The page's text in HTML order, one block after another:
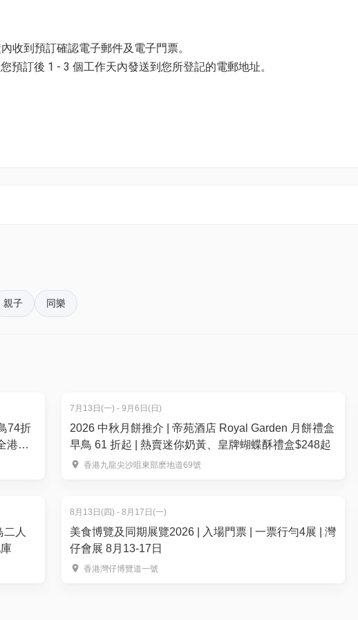
月20 - 21日除外)
確認短訊、WhatsApp或電郵與閣下憑證上人數有不同(不計算3歲小童/
並提供訂單編號及需要加的小童人數
携同小童請 WhatsApp 至 52296712 並提供訂單編號及需要加的嬰兒
61o6vzipyp4d5k13yum254t85/file.pdf
單，亦不得請求退款
何附加費，必須直接向餐廳繳付
雨警告/八號颱風訊號以下的天氣警告): 在懸掛紅色或黑色暴雨警告/八
子其他日子使用不同日子有機會需要補差額(更改日子安排只適用於黑
實際訂座情況安排。
期先後次序安排有機會安排至Lighthouse Lounge 用餐。
，較遲訂的客人有機會安排至走廊位置。
收到預訂確認電子郵件及電子門票。
預訂後 1 - 3 個工作天內發送到您所登記的電郵地址。
辦？
請電郵到 01space@hk01.com。
親子 同樂
74折
港多
7月13日(一) - 9月6日(日)
2026 中秋月餅推介 | 帝苑酒店 Royal Garden 月餅禮盒
早鳥 61 折起 | 熱賣迷你奶黃、皇牌蝴蝶酥禮盒$248起
香港九龍尖沙咀東部麽地道69號
人
8月13日(四) - 8月17日(一)
美食博覽及同期展覽2026 | 入場門票 | 一票行勻4展 | 灣
仔會展 8月13-17日
香港灣仔博覽道一號